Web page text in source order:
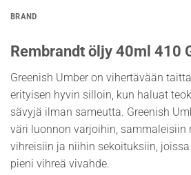
BRAND
Rembrandt öljy 40ml 410
Greenish Umber on vihertävään
erityisen hyvin silloin, kun haluat
sävyjä ilman sameutta. Greenish
väri luonnon varjoihin, sammaleisiin
vihreisiin ja niihin sekoituksiin,
pieni vihreä vivahde.